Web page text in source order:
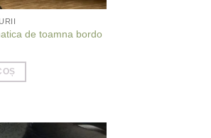
de toamna bordo